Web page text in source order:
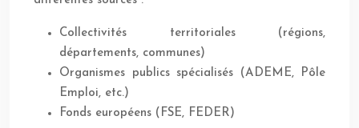
Collectivités territoriales (régions,
départements, communes)
Organismes publics spécialisés (ADEME, Pôle
Emploi, etc.)
Fonds européens (FSE, FEDER)